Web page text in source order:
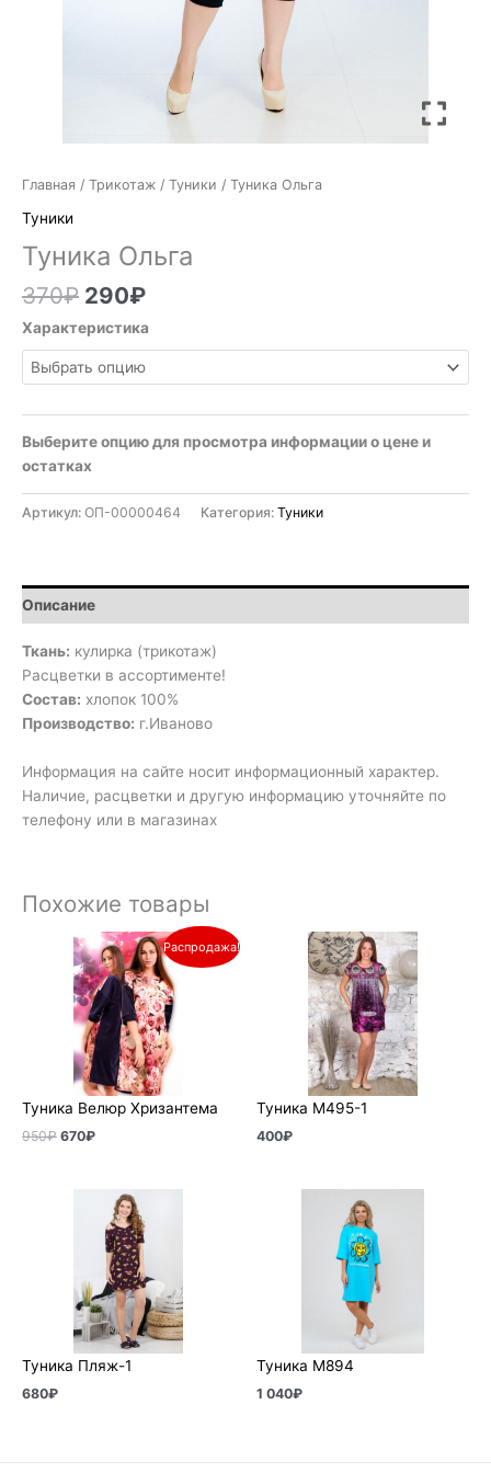
Главная / Трикотаж / Туники / Туника Ольга
Туники
Туника Ольга
370₽ 290₽
Характеристика
Выберите опцию для просмотра информации о цене и
остатках
Артикул: ОП-00000464 Категория: Туники
Описание
Ткань: кулирка (трикотаж)
Расцветки в ассортименте!
Состав: хлопок 100%
Производство: г.Иваново
Информация на сайте носит информационный характер.
Наличие, расцветки и другую информацию уточняйте по
телефону или в магазинах
Похожие товары
Распродажа!
Туника Велюр Хризантема
950₽
Первоначальная
цена
составляла
950₽.
670₽
Текущая
цена:
670₽.
Туника М495-1
400₽
Туника Пляж-1
680₽
Туника М894
1 040₽